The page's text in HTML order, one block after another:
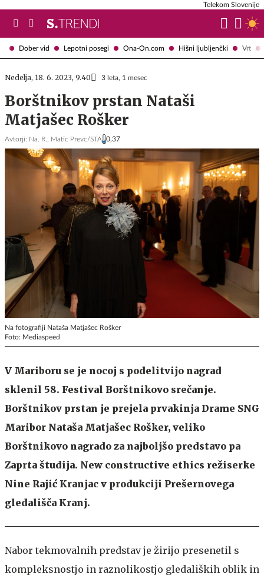
Dober vid Lepotni posegi Ona-On.com Hišni ljubljenčki Vrt
Telekom Slovenije
Nedelja, 18. 6. 2023, 9.40 3 leta, 1 mesec
Borštnikov prstan Nataši
Matjašec Rošker
Avtorji: Na. R., Matic Prevc/STA 0,37
Na fotografiji Nataša Matjašec Rošker
Foto: Mediaspeed
V Mariboru se je nocoj s podelitvijo nagrad
sklenil 58. Festival Borštnikovo srečanje.
Borštnikov prstan je prejela prvakinja Drame SNG
Maribor Nataša Matjašec Rošker, veliko
Borštnikovo nagrado za najboljšo predstavo pa
Zaprta študija. New constructive ethics režiserke
Nine Rajić Kranjac v produkciji Prešernovega
gledališča Kranj.
Nabor tekmovalnih predstav je žirijo presenetil s
kompleksnostjo in raznolikostjo gledaliških oblik in